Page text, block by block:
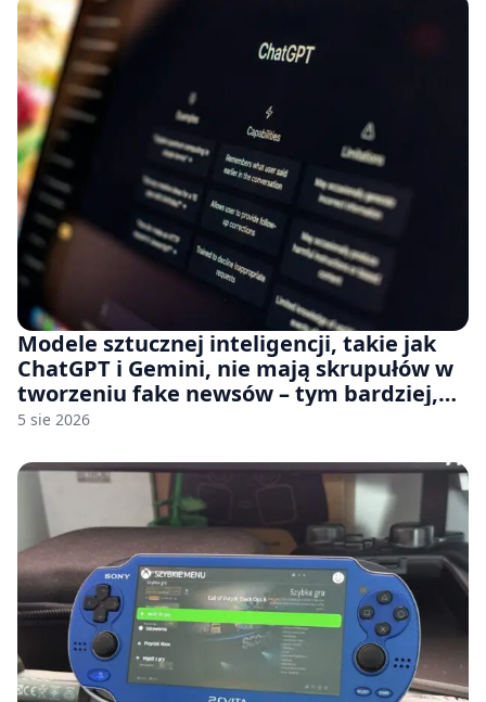
Modele sztucznej inteligencji, takie jak
ChatGPT i Gemini, nie mają skrupułów w
tworzeniu fake newsów – tym bardziej,
jeśli rozmawiasz z nimi po polsku
5 sie 2026